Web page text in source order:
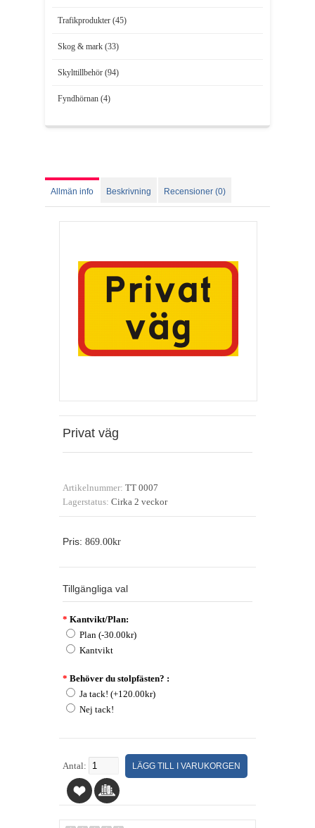
Trafikprodukter (45)
Skog & mark (33)
Skylttillbehör (94)
Fyndhörnan (4)
Allmän info Beskrivning Recensioner (0)
Privat väg
Artikelnummer: TT 0007
Lagerstatus: Cirka 2 veckor
Pris: 869.00kr
Tillgängliga val
* Kantvikt/Plan:
Plan (-30.00kr)
Kantvikt
* Behöver du stolpfästen? :
Ja tack! (+120.00kr)
Nej tack!
Antal: